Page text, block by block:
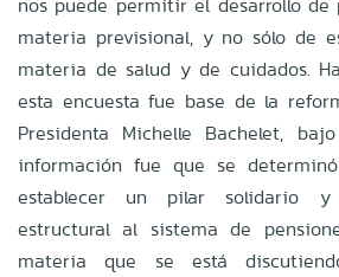
materia previsional, y no sólo de
materia de salud y de cuidados.
esta encuesta fue base de la
Presidenta Michelle Bachelet,
información fue que se
establecer un pilar solidario
estructural al sistema de
materia que se está